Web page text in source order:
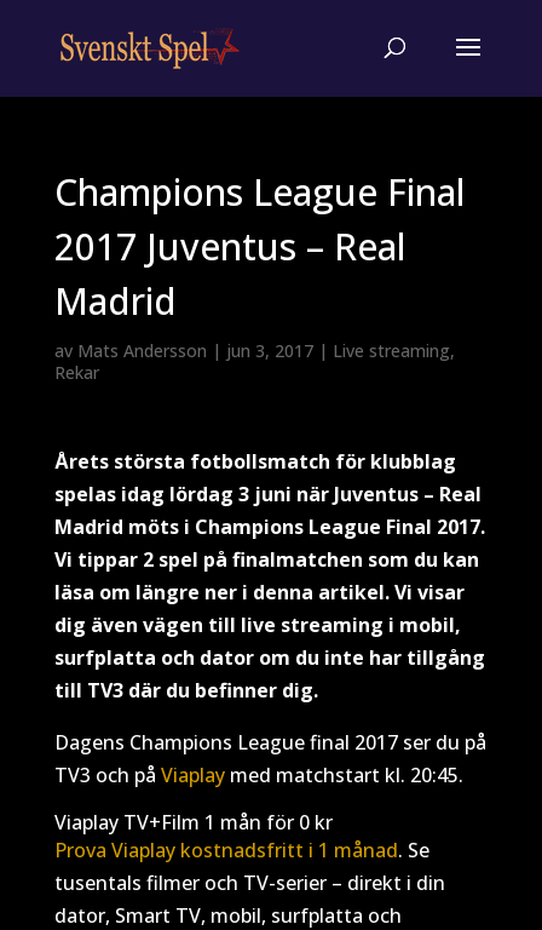
Champions League Final
2017 Juventus – Real
Madrid
av Mats Andersson | jun 3, 2017| Live streaming,
Rekar
Årets största fotbollsmatch för klubblag
spelas idag lördag 3 juni när Juventus – Real
Madrid möts i Champions League Final 2017.
Vi tippar 2 spel på finalmatchen som du kan
läsa om längre ner i denna artikel. Vi visar
dig även vägen till live streaming i mobil,
surfplatta och dator om du inte har tillgång
till TV3 där du befinner dig.
Dagens Champions League final 2017 ser du på
TV3 och på Viaplaymed matchstart kl. 20:45.
Viaplay TV+Film 1 mån för 0 kr
Prova Viaplay kostnadsfritt i 1 månad. Se
tusentals filmer och TV-serier – direkt i din
dator, Smart TV, mobil, surfplatta och